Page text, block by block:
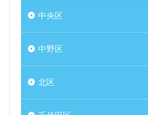
中央区
中野区
北区